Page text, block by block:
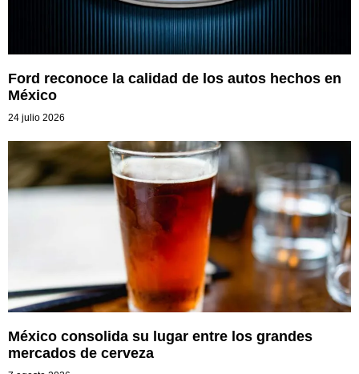
Ford reconoce la calidad de los autos hechos en
México
24 julio 2026
México consolida su lugar entre los grandes
mercados de cerveza